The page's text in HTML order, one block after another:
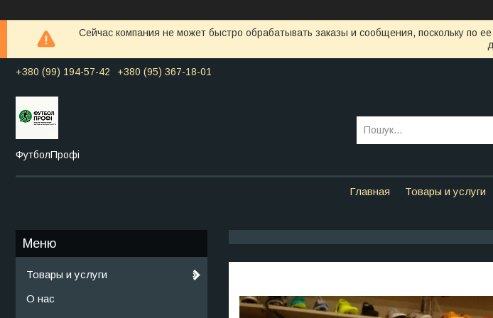
Сейчас компания не может быстро обрабатывать заказы и сообщения, поскольку по
+380 (99) 194-57-42 +380 (95) 367-18-01
ФутболПрофі
Главная Товары и услуги
Товары и услуги
О нас